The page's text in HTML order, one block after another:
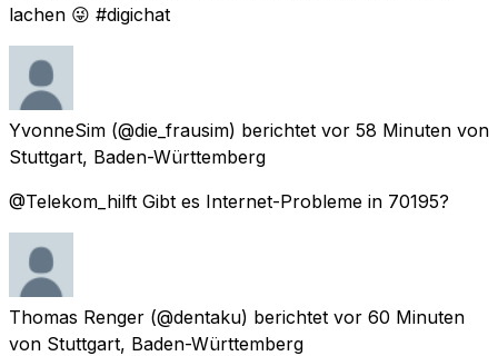
lachen 😜 #digichat
YvonneSim (@die_frausim) berichtet vor 58 Minuten von
Stuttgart, Baden-Württemberg
@Telekom_hilft Gibt es Internet-Probleme in 70195?
Thomas Renger (@dentaku) berichtet vor 60 Minuten
von Stuttgart, Baden-Württemberg